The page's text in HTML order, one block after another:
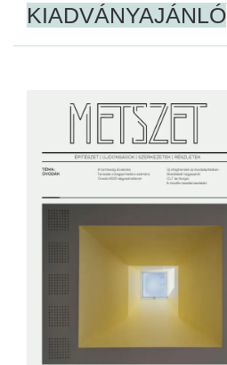
KIADVÁNYAJÁNLÓ